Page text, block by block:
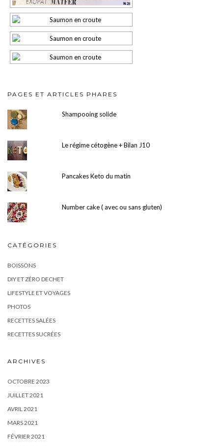
PAGES ET ARTICLES PHARES
Shampooing solide
Le régime cétogène + Bilan J10
Pancakes Keto du matin
Number cake ( avec ou sans gluten)
CATÉGORIES
BOISSONS
DIY ET ZÉRO DECHET
LIFESTYLE ET VOYAGES
PHOTOS
RECETTES SALÉES
RECETTES SUCRÉES
ARCHIVES
OCTOBRE 2023
JUILLET 2021
AVRIL 2021
MARS 2021
FÉVRIER 2021